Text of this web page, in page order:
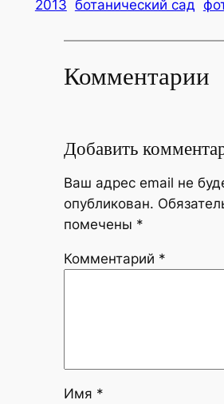
2013 ботанический сад
Комментарии
Добавить
Ваш адрес email не
опубликован.
помечены *
Комментарий *
Имя *